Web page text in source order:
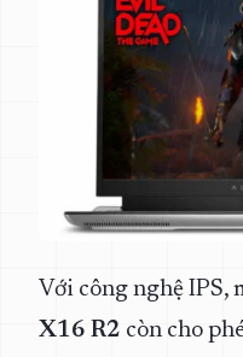
Với công nghệ IPS,
X16 R2 còn cho